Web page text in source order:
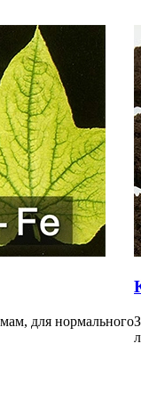
для нормального